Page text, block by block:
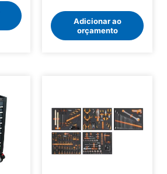
Adicionar ao
orçamento